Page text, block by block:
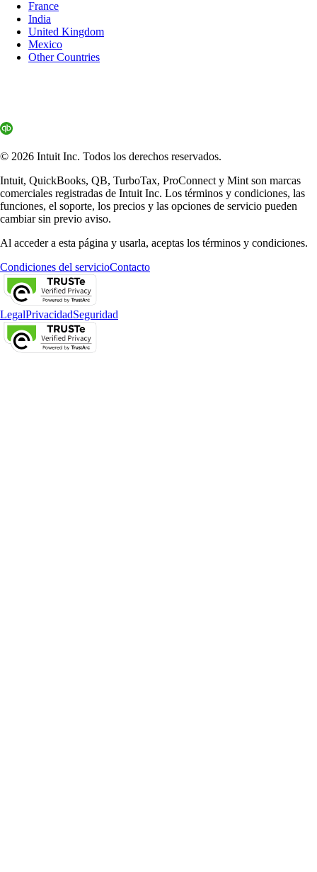
France
India
United Kingdom
Mexico
Other Countries
© 2026 Intuit Inc. Todos los derechos reservados.
Intuit, QuickBooks, QB, TurboTax, ProConnect y Mint son marcas
comerciales registradas de Intuit Inc. Los términos y condiciones, las
funciones, el soporte, los precios y las opciones de servicio pueden
cambiar sin previo aviso.
Al acceder a esta página y usarla, aceptas los términos y condiciones.
Condiciones del servicioContacto
LegalPrivacidadSeguridad